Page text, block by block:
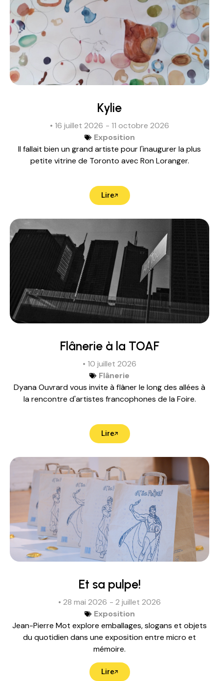
Kylie
• 16 juillet 2026 - 11 octobre 2026
Exposition
Il fallait bien un grand artiste pour l'inaugurer la plus
petite vitrine de Toronto avec Ron Loranger.
Lire
Flânerie à la TOAF
• 10 juillet 2026
Flânerie
Dyana Ouvrard vous invite à flâner le long des allées à
la rencontre d'artistes francophones de la Foire.
Lire
Et sa pulpe!
• 28 mai 2026 - 2 juillet 2026
Exposition
Jean-Pierre Mot explore emballages, slogans et objets
du quotidien dans une exposition entre micro et
mémoire.
Lire